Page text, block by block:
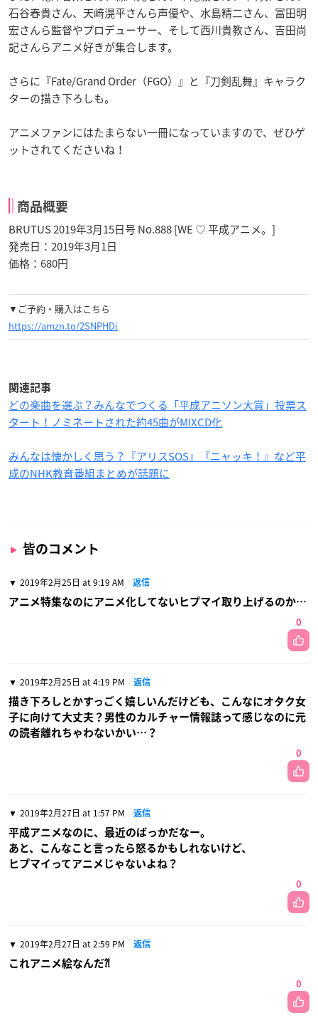
石谷春貴さん、天﨑滉平さんら声優や、水島精二さん、冨田明
宏さんら監督やプロデューサー、そして西川貴教さん、吉田尚
記さんらアニメ好きが集合します。
さらに『Fate/Grand Order（FGO）』と『刀剣乱舞』キャラク
ターの描き下ろしも。
アニメファンにはたまらない一冊になっていますので、ぜひゲ
ットされてくださいね！
商品概要
BRUTUS 2019年3月15日号 No.888 [WE ♡ 平成アニメ。]
発売日：2019年3月1日
価格：680円
▼ご予約・購入はこちら
https://amzn.to/2SNPHDi
関連記事
どの楽曲を選ぶ？みんなでつくる「平成アニソン大賞」投票ス
タート！ノミネートされた約45曲がMIXCD化
みんなは懐かしく思う？『アリスSOS』『ニャッキ！』など平
成のNHK教育番組まとめが話題に
皆のコメント
2019年2月25日 at 9:19 AM 返信
アニメ特集なのにアニメ化してないヒプマイ取り上げるのか…
0
2019年2月25日 at 4:19 PM 返信
描き下ろしとかすっごく嬉しいんだけども、こんなにオタク女
子に向けて大丈夫？男性のカルチャー情報誌って感じなのに元
の読者離れちゃわないかい…？
0
2019年2月27日 at 1:57 PM 返信
平成アニメなのに、最近のばっかだなー。
あと、こんなこと言ったら怒るかもしれないけど、
ヒプマイってアニメじゃないよね？
0
2019年2月27日 at 2:59 PM 返信
これアニメ絵なんだ⁈
0